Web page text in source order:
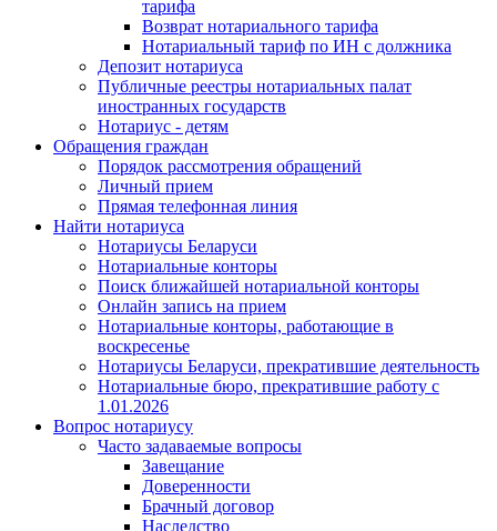
тарифа
Возврат нотариального тарифа
Нотариальный тариф по ИН с должника
Депозит нотариуса
Публичные реестры нотариальных палат
иностранных государств
Нотариус - детям
Обращения граждан
Порядок рассмотрения обращений
Личный прием
Прямая телефонная линия
Найти нотариуса
Нотариусы Беларуси
Нотариальные конторы
Поиск ближайшей нотариальной конторы
Онлайн запись на прием
Нотариальные конторы, работающие в
воскресенье
Нотариусы Беларуси, прекратившие деятельность
Нотариальные бюро, прекратившие работу с
1.01.2026
Вопрос нотариусу
Часто задаваемые вопросы
Завещание
Доверенности
Брачный договор
Наследство